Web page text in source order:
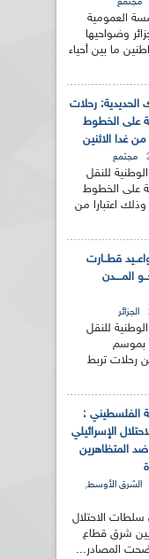
مجتمع
العمومية
وضواحيها
ما بين أحياء
الحديدية: رحلات
على الخطوط
من غدا الاثنين
مجتمع
للنقل
على الخطوط
اعتبارا من
قطــارت
المــــدن
الجزائر
للنقل
بموسم
رحلات تربط
الفلسطيني :
الإسرائيلي
المتظاهرين
الشرق الأوسط,
سلطات الاحتلال
شرق قطاع
المصادر...